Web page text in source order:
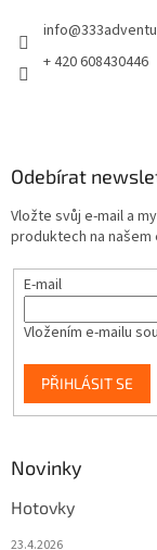
info@
+ 420 608430446
Odebírat
Vložte svůj e-mail a
produktech na našem
E-mail
Vložením e-mailu
PŘIHLÁSIT SE
Novinky
Hotovky
23.4.2026